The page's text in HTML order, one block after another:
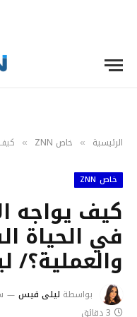
الرئيسية » خاص ZNN » كيف
خاص ZNN
كيف يواجه
في الحياة
بواسطة ليلى قيس
3 دقائق